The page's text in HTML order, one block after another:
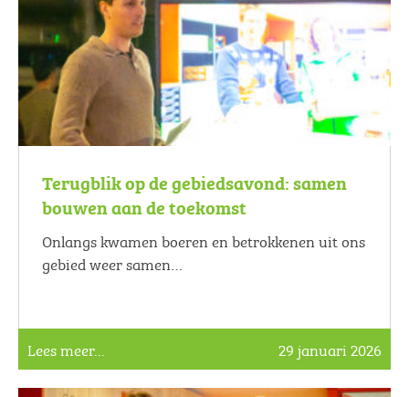
Terugblik op de gebiedsavond: samen
bouwen aan de toekomst
Onlangs kwamen boeren en betrokkenen uit ons
gebied weer samen…
Lees meer... 29 januari 2026